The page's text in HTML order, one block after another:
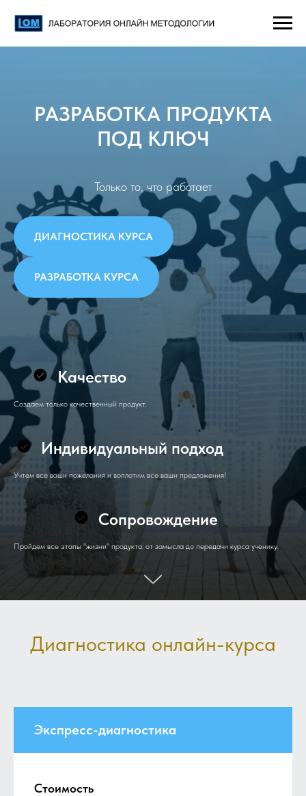
РАЗРАБОТКА ПРОДУКТА
ПОД КЛЮЧ
Только то, что работает
ДИАГНОСТИКА КУРСА
РАЗРАБОТКА КУРСА
Качество
Создаем только качественный продукт.
Индивидуальный подход
Учтем все ваши пожелания и воплотим все ваши предложения!
Сопровождение
Пройдем все этапы "жизни" продукта: от замысла до передачи курса ученику.
Диагностика онлайн-курса
Экспресс-диагностика
Стоимость